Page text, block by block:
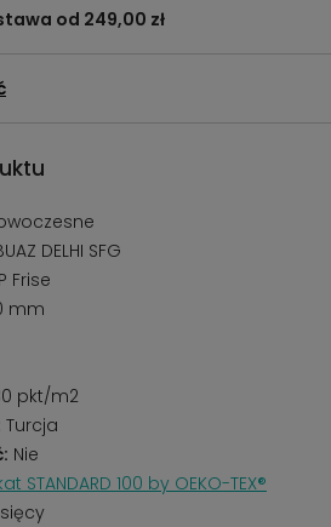
od 249,00 zł
DELHI SFG
Frise
mm
pkt/m2
Turcja
Nie
STANDARD 100 by OEKO-TEX®